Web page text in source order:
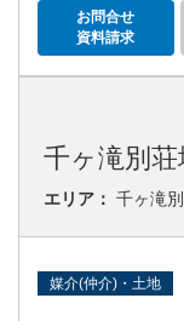
お問合せ
資料請求
千ヶ滝別荘
エリア： 千ヶ滝
媒介(仲介)・土地